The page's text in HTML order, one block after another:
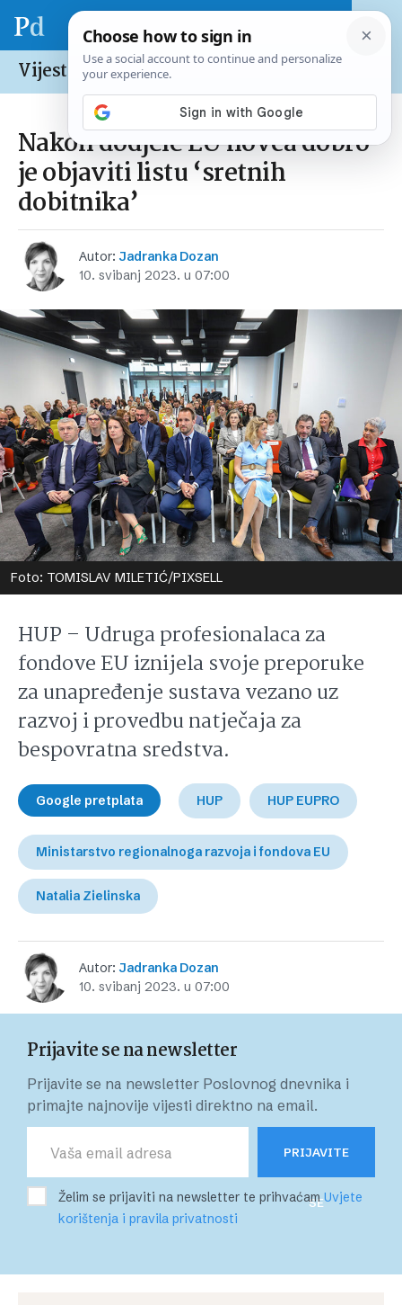
Vijesti /Hrvatska
Nakon dodjele EU novca dobro
je objaviti listu ‘sretnih
dobitnika’
Autor: Jadranka Dozan
10. svibanj 2023. u 07:00
Foto: TOMISLAV MILETIĆ/PIXSELL
HUP – Udruga profesionalaca za
fondove EU iznijela svoje preporuke
za unapređenje sustava vezano uz
razvoj i provedbu natječaja za
bespovratna sredstva.
Google pretplata HUP HUP EUPRO
Ministarstvo regionalnoga razvoja i fondova EU
Natalia Zielinska
Autor: Jadranka Dozan
10. svibanj 2023. u 07:00
Prijavite se na newsletter
Prijavite se na newsletter Poslovnog dnevnika i
primajte najnovije vijesti direktno na email.
PRIJAVITE
SE
Želim se prijaviti na newsletter te prihvaćamUvjete
korištenja i pravila privatnosti